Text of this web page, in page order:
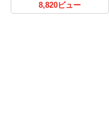
8,820ビュー